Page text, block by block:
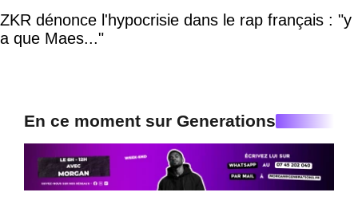
ZKR dénonce l'hypocrisie dans le rap français : "y
a que Maes..."
En ce moment sur Generations